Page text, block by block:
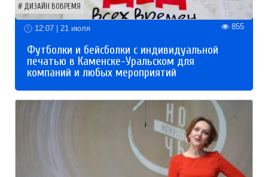
ДИЗАЙН ВОВРЕМЯ
12:07 | 21 июля 855
Футболки и бейсболки с индивидуальной
печатью в Каменске-Уральском для
компаний и любых мероприятий